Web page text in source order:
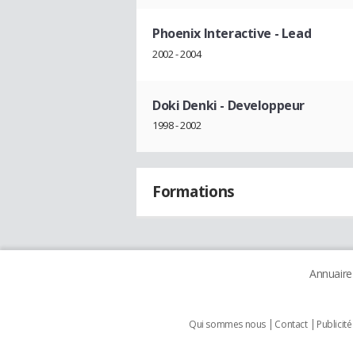
Phoenix Interactive - Lead
2002 - 2004
Doki Denki - Developpeur
1998 - 2002
Formations
Qui sommes nous Contact Publicité